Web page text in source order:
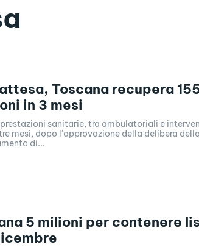
Toscana recupera
in 3 mesi
sanitarie, tra ambulatoriali e
mesi, dopo l'approvazione della delibera
di...
5 milioni per contenere